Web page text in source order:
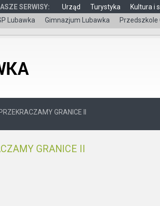
SERWISY: Urząd Turystyka Kultura i
Lubawka Gimnazjum Lubawka Przedszkole
GRANICE II
GRANICE II